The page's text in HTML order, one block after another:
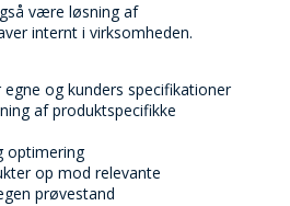
være løsning af
internt i virksomheden.
egne og kunders specifikationer
af produktspecifikke
optimering
op mod relevante
prøvestand